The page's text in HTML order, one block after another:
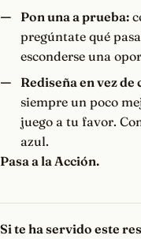
Pon una a prueba:
pregúntate qué
esconderse una
Rediseña en vez
siempre un poco
juego a tu favor.
azul.
Pasa a la Acción.
Si te ha servido este